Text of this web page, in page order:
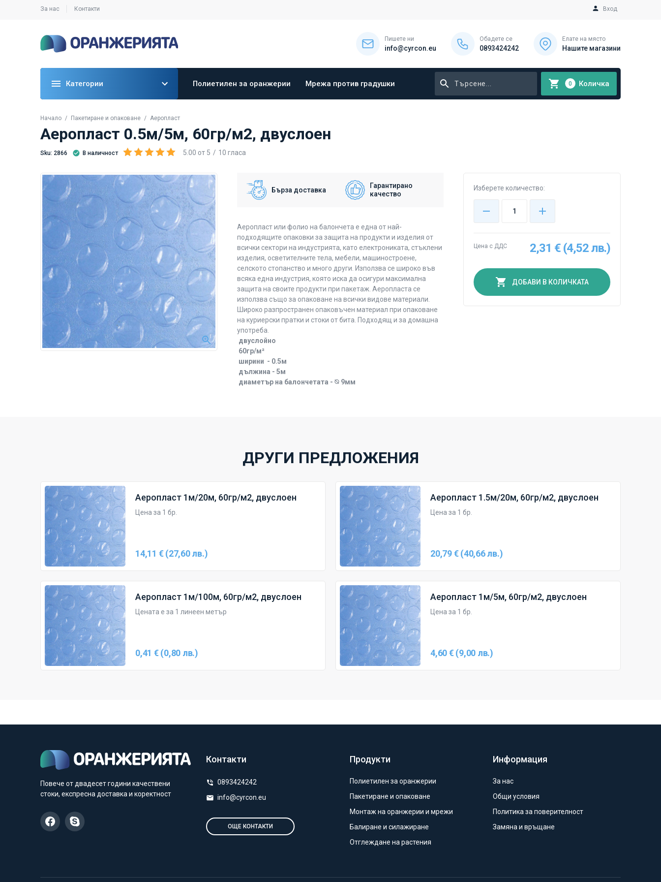
За нас Контакти Вход
Пишете ни
info@cyrcon.eu
Обадете се
0893424242
Елате на място
Нашите магазини
Категории Полиетилен за оранжерии Мрежа против градушки 0 Количка
Начало Пакетиране и опаковане Аеропласт
Аеропласт 0.5м/5м, 60гр/м2, двуслоен
Sku: 2866 В наличност 5.00 от 5 10 гласа
Бърза доставка
Гарантирано
качество
Аеропласт или фолио на балончета e една от най-
подходящите опаковки за защита на продукти и изделия от
всички сектори на индустрията, като електрониката, стъклени
изделия, осветителните тела, мебели, машиностроене,
селското стопанство и много други. Използва се широко във
всяка една индустрия, която иска да осигури максимална
защита на своите продукти при пакетаж. Аеропласта се
използва също за опаковане на всички видове материали.
Широко разпространен опаковъчен материал при опаковане
на куриерски пратки и стоки от бита. Подходящ и за домашна
употреба.
двуслойно
60гр/м²
ширини - 0.5м
дължина - 5м
диаметър на балончетата - ⦰ 9мм
Изберете количество:
Цена с ДДС 2,31 € (4,52 лв.)
ДОБАВИ В КОЛИЧКАТА
ДРУГИ ПРЕДЛОЖЕНИЯ
Аеропласт 1м/20м, 60гр/м2, двуслоен
Цена за 1 бр.
14,11 € (27,60 лв.)
Аеропласт 1.5м/20м, 60гр/м2, двуслоен
Цена за 1 бр.
20,79 € (40,66 лв.)
Аеропласт 1м/100м, 60гр/м2, двуслоен
Цената е за 1 линеен метър
0,41 € (0,80 лв.)
Аеропласт 1м/5м, 60гр/м2, двуслоен
Цена за 1 бр.
4,60 € (9,00 лв.)
Повече от двадесет години качествени
стоки, експресна доставка и коректност
Контакти
0893424242
info@cyrcon.eu
ОЩЕ КОНТАКТИ
Продукти
Полиетилен за оранжерии
Пакетиране и опаковане
Монтаж на оранжерии и мрежи
Балиране и силажиране
Отглеждане на растения
Информация
За нас
Общи условия
Политика за поверителност
Замяна и връщане